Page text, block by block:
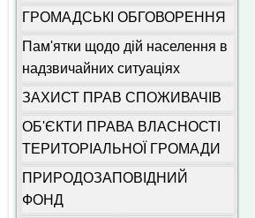
ГРОМАДСЬКІ ОБГОВОРЕННЯ
Пам'ятки щодо дій населення в
надзвичайних ситуаціях
ЗАХИСТ ПРАВ СПОЖИВАЧІВ
ОБ'ЄКТИ ПРАВА ВЛАСНОСТІ
ТЕРИТОРІАЛЬНОЇ ГРОМАДИ
ПРИРОДОЗАПОВІДНИЙ
ФОНД